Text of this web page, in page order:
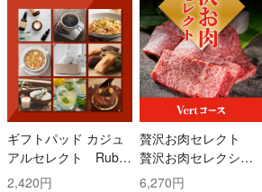
ギフトパッド カジュ
アルセレクト Ruby
(ルビー)コース
2,420円
贅沢お肉セレクト
贅沢お肉セレクショ
ン 5000円コース
6,270円